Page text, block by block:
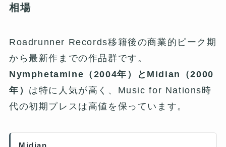
相場
Roadrunner Records移籍後の商業的ピーク期
から最新作までの作品群です。
Nymphetamine（2004年）とMidian（2000
年） は特に人気が高く、Music for Nations時
代の初期プレスは高値を保っています。
Midian